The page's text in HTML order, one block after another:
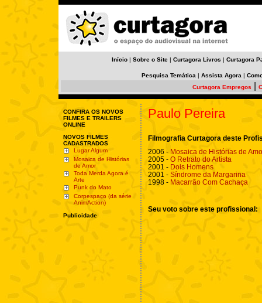
Início | Sobre o Site | Curtagora Livros | Curtagora
Pesquisa Temática | Assista Agora |
Curtagora Empregos
CONFIRA OS NOVOS
FILMES E TRAILERS
ONLINE
NOVOS FILMES
CADASTRADOS
Lugar Algum
Mosaica de Histórias
de Amor
Toda Merda Agora é
Arte
Punk do Mato
Corpespaço (da série
AnimAction)
Publicidade
Paulo Pereira
Filmografia Curtagora deste
2006 - Mosaica de Histórias de
2005 - O Retrato do Artista
2001 - Dois Homens
2001 - Síndrome da Margarina
1998 - Macarrão Com Cachaça
Seu voto sobre este profissional: